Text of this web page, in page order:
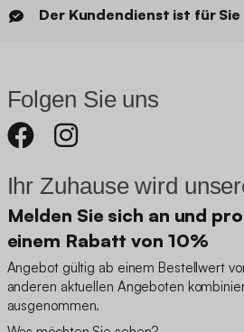
Der Kundendienst ist für Sie
Folgen Sie uns
Ihr Zuhause wird
Melden Sie sich an und
einem Rabatt von 10%
Angebot gültig ab einem Bestellwert
anderen aktuellen Angeboten
ausgenommen.